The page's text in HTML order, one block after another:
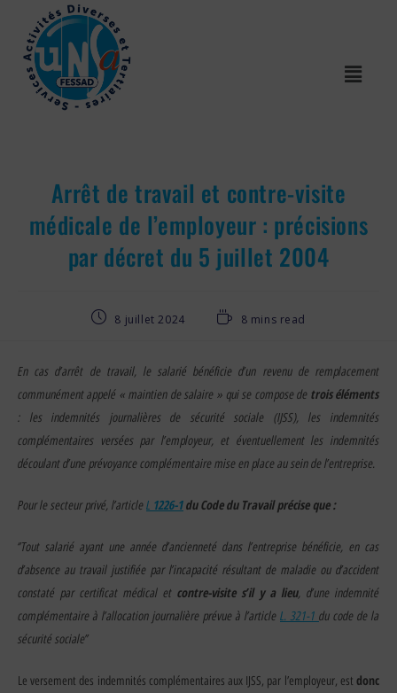
Arrêt de travail et contre-visite
médicale de l’employeur : précisions
par décret du 5 juillet 2004
8 juillet 2024 8 mins read
En cas d’arrêt de travail, le salarié bénéficie d’un revenu de remplacement
communément appelé « maintien de salaire » qui se compose de trois éléments
: les indemnités journalières de sécurité sociale (IJSS), les indemnités
complémentaires versées par l’employeur, et éventuellement les indemnités
découlant d’une prévoyance complémentaire mise en place au sein de l’entreprise.
Pour le secteur privé, l’articleL 1226-1du Code du Travail précise que :
‘’Tout salarié ayant une année d’ancienneté dans l’entreprise bénéficie, en cas
d’absence au travail justifiée par l’incapacité résultant de maladie ou d’accident
constaté par certificat médical et contre-visite s’il y a lieu , d’une indemnité
complémentaire à l’allocation journalière prévue à l’article L. 321-1 du code de la
sécurité sociale’’
Le versement des indemnités complémentaires aux IJSS, par l’employeur, est donc